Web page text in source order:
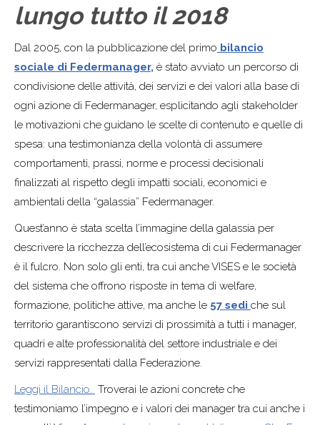
lungo tutto il 2018
Dal 2005, con la pubblicazione del primo bilancio
sociale di Federmanager, è stato avviato un percorso di
condivisione delle attività, dei servizi e dei valori alla base di
ogni azione di Federmanager, esplicitando agli stakeholder
le motivazioni che guidano le scelte di contenuto e quelle di
spesa: una testimonianza della volontà di assumere
comportamenti, prassi, norme e processi decisionali
finalizzati al rispetto degli impatti sociali, economici e
ambientali della “galassia” Federmanager.
Quest’anno è stata scelta l’immagine della galassia per
descrivere la ricchezza dell’ecosistema di cui Federmanager
è il fulcro. Non solo gli enti, tra cui anche VISES e le società
del sistema che offrono risposte in tema di welfare,
formazione, politiche attive, ma anche le 57 sedi che sul
territorio garantiscono servizi di prossimità a tutti i manager,
quadri e alte professionalità del settore industriale e dei
servizi rappresentati dalla Federazione.
Leggi il Bilancio. Troverai le azioni concrete che
testimoniamo l’impegno e i valori dei manager tra cui anche i